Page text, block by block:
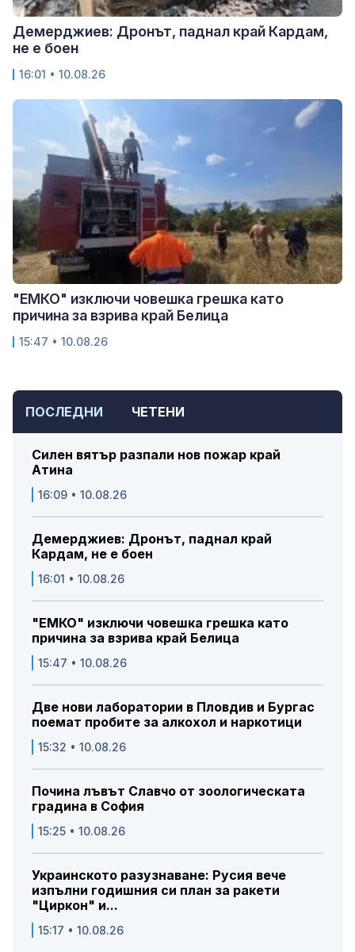
ПОСЛЕДНИ ЧЕТЕНИ
Силен вятър разпали нов пожар край
Атина
16:09 • 10.08.26
Демерджиев: Дронът, паднал край
Кардам, не е боен
16:01 • 10.08.26
"ЕМКО" изключи човешка грешка като
причина за взрива край Белица
15:47 • 10.08.26
Две нови лаборатории в Пловдив и Бургас
поемат пробите за алкохол и наркотици
15:32 • 10.08.26
Почина лъвът Славчо от зоологическата
градина в София
15:25 • 10.08.26
Украинското разузнаване: Русия вече
изпълни годишния си план за ракети
"Циркон" и...
15:17 • 10.08.26
Демерджиев: Дронът, паднал край Кардам,
не е боен
16:01 • 10.08.26
"ЕМКО" изключи човешка грешка като
причина за взрива край Белица
15:47 • 10.08.26